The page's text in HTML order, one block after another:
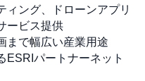
ィング、ドローンアプリ
ービス提供
まで幅広い産業用途
ESRIパートナーネット